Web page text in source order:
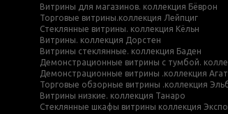
Витрины для магазинов. коллекция Бёврон
Торговые витрины.коллекция Лейпциг
Стеклянные витрины. коллекция Кёльн
Витрины. коллекция Дорстен
Витрины стеклянные. коллекция Баден
Демонстрационные витрины с тумбой.
Демонстрационные витрины .коллекция Агат
Торговые обзорные витрины .коллекция
Витрины низкие. коллекция Танаро
Стеклянные шкафы витрины коллекция